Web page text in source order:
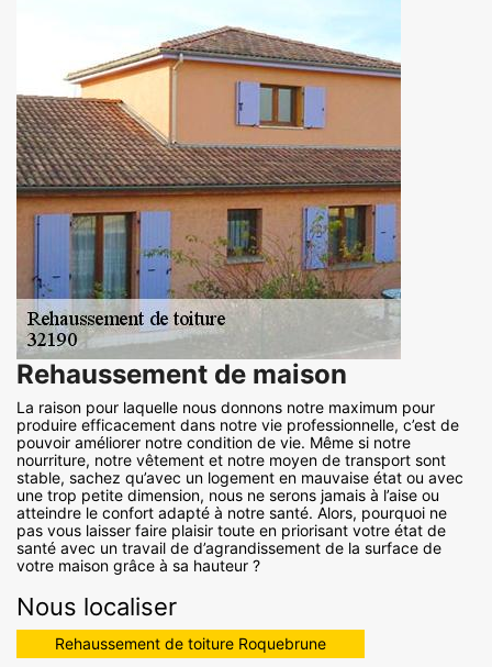
Rehaussement de maison
La raison pour laquelle nous donnons notre maximum pour
produire efficacement dans notre vie professionnelle, c’est de
pouvoir améliorer notre condition de vie. Même si notre
nourriture, notre vêtement et notre moyen de transport sont
stable, sachez qu’avec un logement en mauvaise état ou avec
une trop petite dimension, nous ne serons jamais à l’aise ou
atteindre le confort adapté à notre santé. Alors, pourquoi ne
pas vous laisser faire plaisir toute en priorisant votre état de
santé avec un travail de d’agrandissement de la surface de
votre maison grâce à sa hauteur ?
Nous localiser
Rehaussement de toiture Roquebrune